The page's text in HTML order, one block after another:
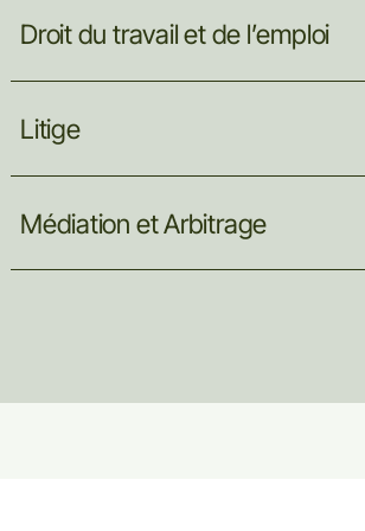
Droitdu travailetde l’emploi
Litige
Médiation etArbitrage